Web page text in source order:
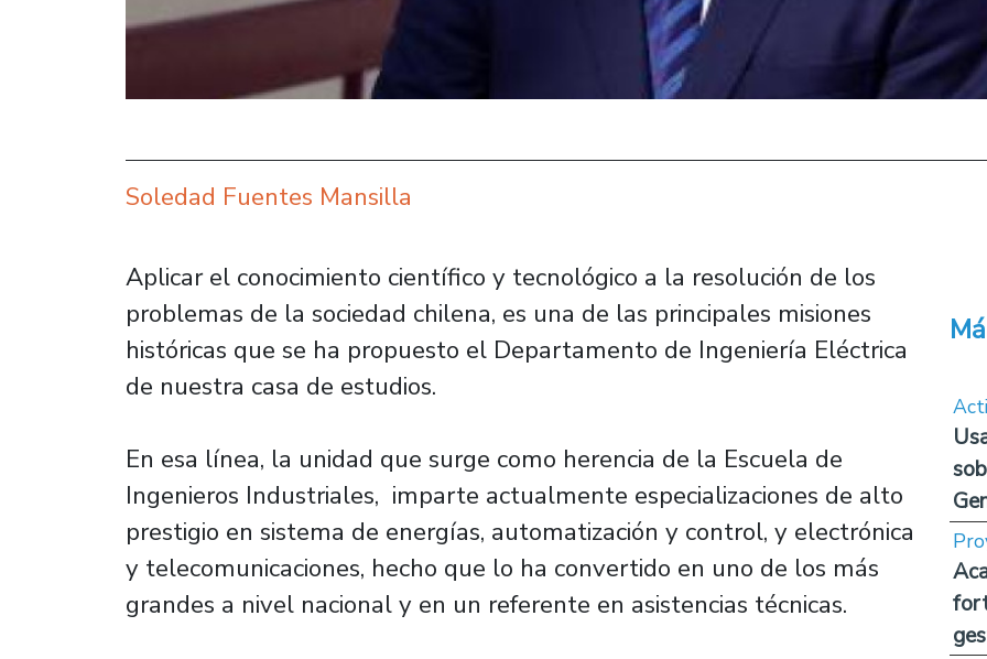
Soledad Fuentes Mansilla
Aplicar el conocimiento científico y tecnológico a la resolución de los
problemas de la sociedad chilena, es una de las principales misiones
históricas que se ha propuesto el Departamento de Ingeniería Eléctrica
de nuestra casa de estudios.
En esa línea, la unidad que surge como herencia de la Escuela de
Ingenieros Industriales, imparte actualmente especializaciones de alto
prestigio en sistema de energías, automatización y control, y electrónica
y telecomunicaciones, hecho que lo ha convertido en uno de los más
grandes a nivel nacional y en un referente en asistencias técnicas.